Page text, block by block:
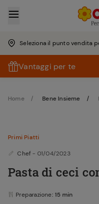
Seleziona il punto vendita
Vantaggi per te
Home Bene Insieme
Primi Piatti
Chef - 01/04/2023
Pasta di ceci
Preparazione: 15 min